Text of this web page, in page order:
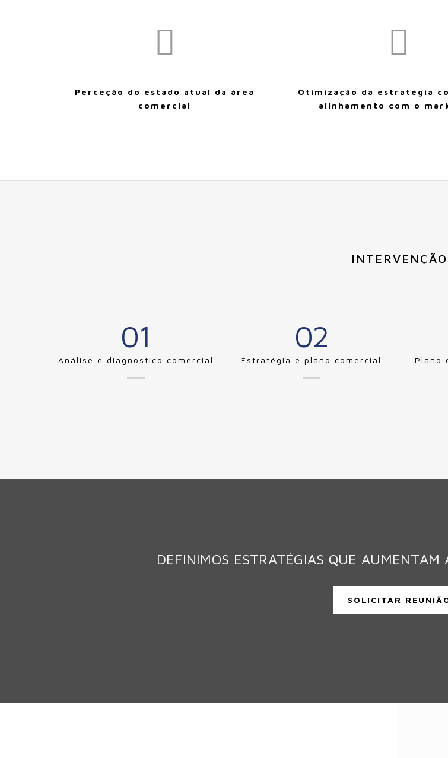
Perceção do estado atual da área
comercial
Otimização da estratégia
alinhamento com o
INTERVENÇÃO
01
Análise e diagnóstico comercial
02
Estratégia e plano comercial Plano
DEFINIMOS ESTRATÉGIAS QUE AUMENTAM
SOLICITAR